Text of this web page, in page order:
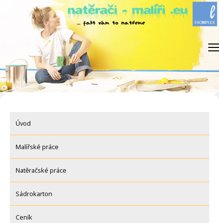
Úvod
Malířské práce
Natěračské práce
Sádrokarton
Ceník